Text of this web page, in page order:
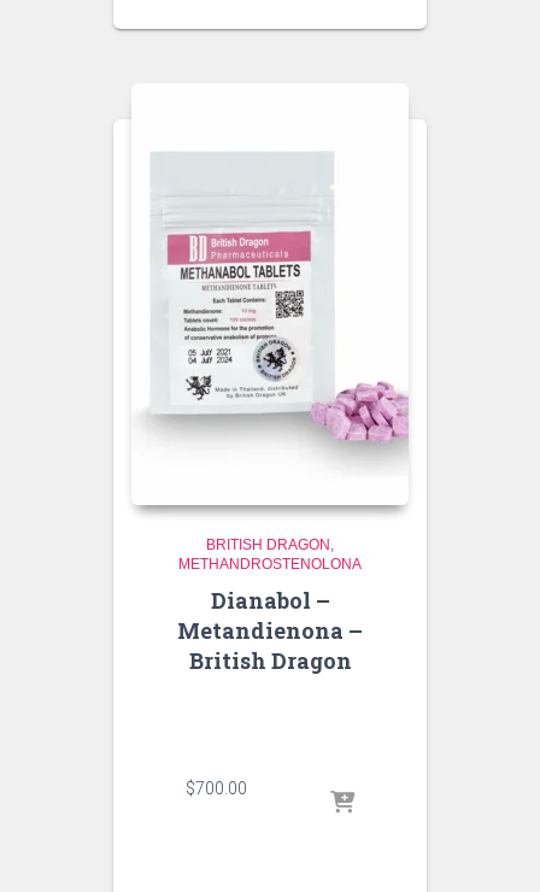
BRITISH DRAGON
METHANDROSTENOLONA
Dianabol –
Metandienona –
British Dragon
$700.00